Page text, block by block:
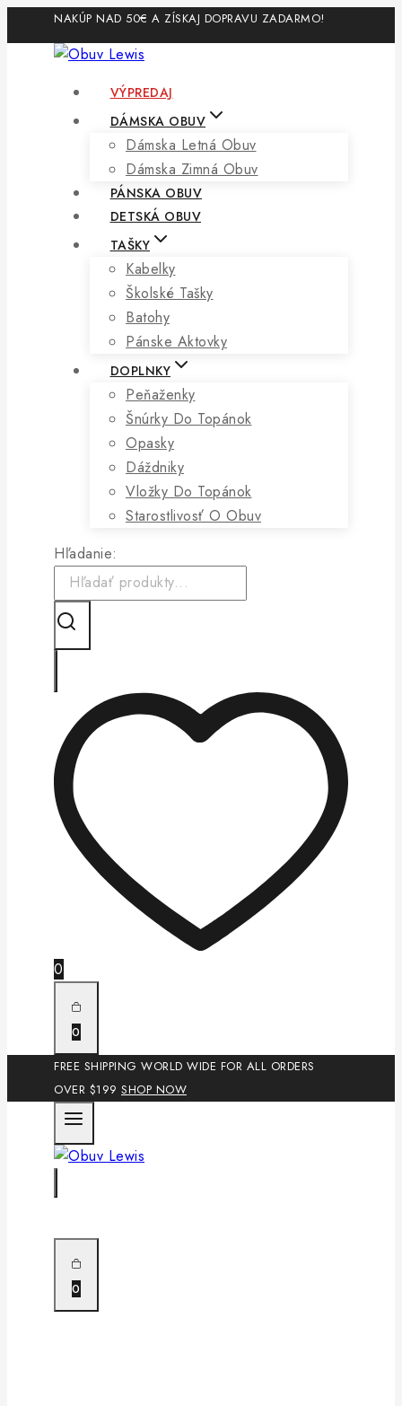
to
content
NAKÚP NAD 50€ A ZÍSKAJ DOPRAVU ZADARMO!
VÝPREDAJ
DÁMSKA OBUV
Dámska Letná Obuv
Dámska Zimná Obuv
PÁNSKA OBUV
DETSKÁ OBUV
TAŠKY
Kabelky
Školské Tašky
Batohy
Pánske Aktovky
DOPLNKY
Peňaženky
Šnúrky Do Topánok
Opasky
Dáždniky
Vložky Do Topánok
Starostlivosť O Obuv
Hľadanie:
0
0
FREE SHIPPING WORLD WIDE FOR ALL ORDERS
OVER $199 SHOP NOW
0